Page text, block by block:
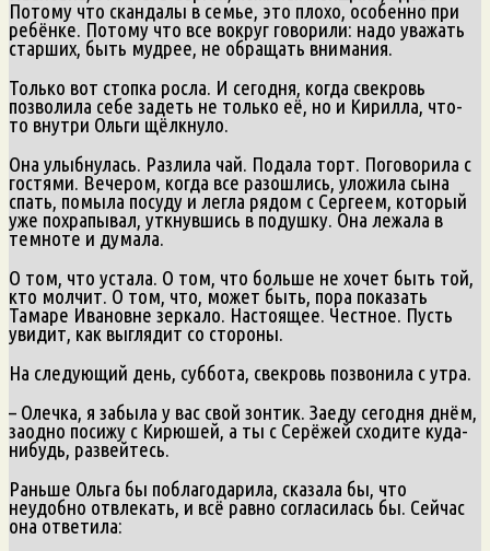
Потому что скандалы в семье, это плохо, особенно при
ребёнке. Потому что все вокруг говорили: надо уважать
старших, быть мудрее, не обращать внимания.
Только вот стопка росла. И сегодня, когда свекровь
позволила себе задеть не только её, но и Кирилла, что-
то внутри Ольги щёлкнуло.
Она улыбнулась. Разлила чай. Подала торт. Поговорила с
гостями. Вечером, когда все разошлись, уложила сына
спать, помыла посуду и легла рядом с Сергеем, который
уже похрапывал, уткнувшись в подушку. Она лежала в
темноте и думала.
О том, что устала. О том, что больше не хочет быть той,
кто молчит. О том, что, может быть, пора показать
Тамаре Ивановне зеркало. Настоящее. Честное. Пусть
увидит, как выглядит со стороны.
На следующий день, суббота, свекровь позвонила с утра.
– Олечка, я забыла у вас свой зонтик. Заеду сегодня днём,
заодно посижу с Кирюшей, а ты с Серёжей сходите куда-
нибудь, развейтесь.
Раньше Ольга бы поблагодарила, сказала бы, что
неудобно отвлекать, и всё равно согласилась бы. Сейчас
она ответила: